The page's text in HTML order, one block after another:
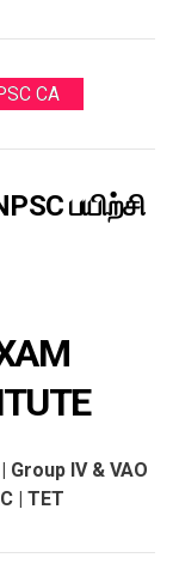
CA
பயிற்சி
Group IV & VAO
| TET